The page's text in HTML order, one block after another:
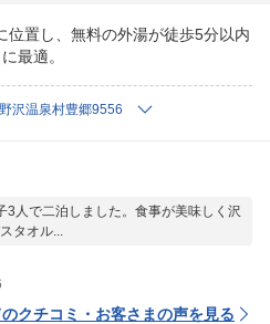
位置し、無料の外湯が徒歩5分以内
最適。
沢温泉村豊郷9556
人で二泊しました。食事が美味しく沢
タオル...
クチコミ・お客さまの声を見る